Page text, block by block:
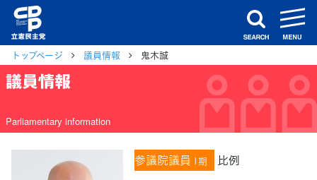
search
トップページ 議員情報 鬼木誠
議員情報
Parliamentary information
参議院議員 1期
比例